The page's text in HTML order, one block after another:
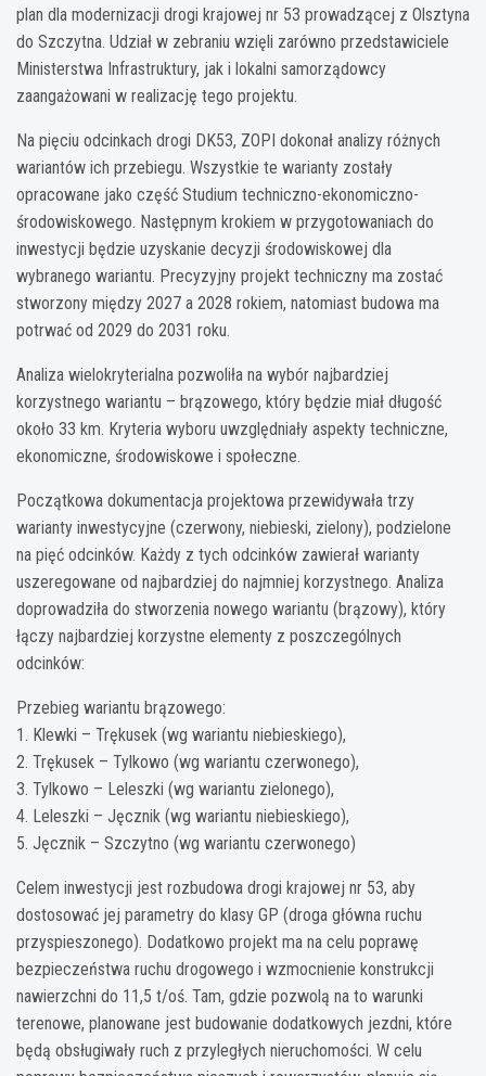
plan dla modernizacji drogi krajowej nr 53 prowadzącej z Olsztyna
do Szczytna. Udział w zebraniu wzięli zarówno przedstawiciele
Ministerstwa Infrastruktury, jak i lokalni samorządowcy
zaangażowani w realizację tego projektu.
Na pięciu odcinkach drogi DK53, ZOPI dokonał analizy różnych
wariantów ich przebiegu. Wszystkie te warianty zostały
opracowane jako część Studium techniczno-ekonomiczno-
środowiskowego. Następnym krokiem w przygotowaniach do
inwestycji będzie uzyskanie decyzji środowiskowej dla
wybranego wariantu. Precyzyjny projekt techniczny ma zostać
stworzony między 2027 a 2028 rokiem, natomiast budowa ma
potrwać od 2029 do 2031 roku.
Analiza wielokryterialna pozwoliła na wybór najbardziej
korzystnego wariantu – brązowego, który będzie miał długość
około 33 km. Kryteria wyboru uwzględniały aspekty techniczne,
ekonomiczne, środowiskowe i społeczne.
Początkowa dokumentacja projektowa przewidywała trzy
warianty inwestycyjne (czerwony, niebieski, zielony), podzielone
na pięć odcinków. Każdy z tych odcinków zawierał warianty
uszeregowane od najbardziej do najmniej korzystnego. Analiza
doprowadziła do stworzenia nowego wariantu (brązowy), który
łączy najbardziej korzystne elementy z poszczególnych
odcinków:
Przebieg wariantu brązowego:
1. Klewki – Trękusek (wg wariantu niebieskiego),
2. Trękusek – Tylkowo (wg wariantu czerwonego),
3. Tylkowo – Leleszki (wg wariantu zielonego),
4. Leleszki – Jęcznik (wg wariantu niebieskiego),
5. Jęcznik – Szczytno (wg wariantu czerwonego)
Celem inwestycji jest rozbudowa drogi krajowej nr 53, aby
dostosować jej parametry do klasy GP (droga główna ruchu
przyspieszonego). Dodatkowo projekt ma na celu poprawę
bezpieczeństwa ruchu drogowego i wzmocnienie konstrukcji
nawierzchni do 11,5 t/oś. Tam, gdzie pozwolą na to warunki
terenowe, planowane jest budowanie dodatkowych jezdni, które
będą obsługiwały ruch z przyległych nieruchomości. W celu